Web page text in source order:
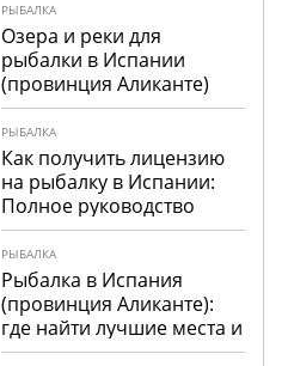
РЫБАЛКА
Озера и реки для
рыбалки в Испании
(провинция Аликанте)
РЫБАЛКА
Как получить лицензию
на рыбалку в Испании:
Полное руководство
РЫБАЛКА
Рыбалка в Испания
(провинция Аликанте):
где найти лучшие места и
что ловить